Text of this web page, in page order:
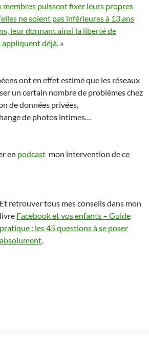
membres puissent fixer leurs propres
ne soient pas inférieures à 13 ans
leur donnant ainsi la liberté de
appliquent déjà. »
ont en effet estimé que les réseaux
un certain nombre de problèmes chez
de données privées,
de photos intimes…
en podcast mon intervention de ce
Et retrouver tous mes conseils dans mon
livre Facebook et vos enfants – Guide
pratique : les 45 questions à se poser
absolument